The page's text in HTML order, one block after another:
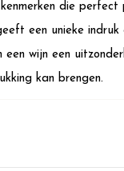
die
een unieke
wijn een
kan brengen.